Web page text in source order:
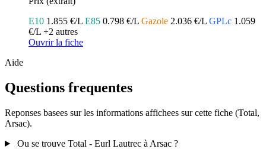
E10 1.855 €/L E85 0.798 €/L Gazole 2.036 €/L GPLc 1.059
€/L +2 autres
Ouvrir la fiche
Aide
Questions frequentes
Reponses basees sur les informations affichees sur cette fiche (Total,
Arsac).
Ou se trouve Total - Eurl Lautrec à Arsac ?